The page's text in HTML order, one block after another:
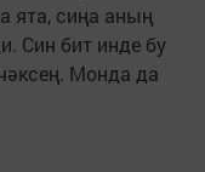
ята, сиңа аның
Син бит инде бу
Монда да